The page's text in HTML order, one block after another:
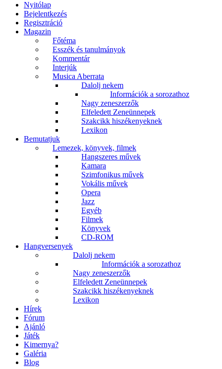
Nyitólap
Bejelentkezés
Regisztráció
Magazin
Főtéma
Esszék és tanulmányok
Kommentár
Interjúk
Musica Aberrata
Dalolj nekem
Információk a sorozathoz
Nagy zeneszerzők
Elfeledett Zeneünnepek
Szakcikk hiszékenyeknek
Lexikon
Bemutatjuk
Lemezek, könyvek, filmek
Hangszeres művek
Kamara
Szimfonikus művek
Vokális művek
Opera
Jazz
Egyéb
Filmek
Könyvek
CD-ROM
Hangversenyek
Dalolj nekem
Információk a sorozathoz
Nagy zeneszerzők
Elfeledett Zeneünnepek
Szakcikk hiszékenyeknek
Lexikon
Hírek
Fórum
Ajánló
Játék
Kimernya?
Galéria
Blog